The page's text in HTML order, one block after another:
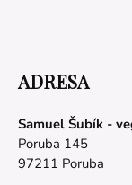
ADRESA
Samuel Šubík -
Poruba 145
97211 Poruba